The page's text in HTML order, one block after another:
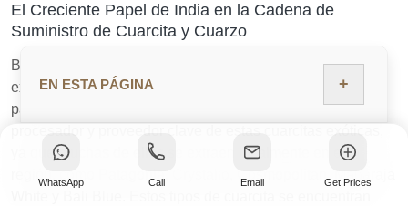
El Creciente Papel de India en la Cadena de
Suministro de Cuarcita y Cuarzo
Brasil sigue siendo una fuente importante de cuarcitas
exóticas como Blue Macaubas y Fusion. India,
particularmente Rajasthan, se está convirtiendo en un
ya que muchas de ellas se extraen localmente en esta
región, como Patagonia, Crystallo, Cosmopolitan, Maharaja
EN ESTA PÁGINA +
WhatsApp Call Email Get Prices